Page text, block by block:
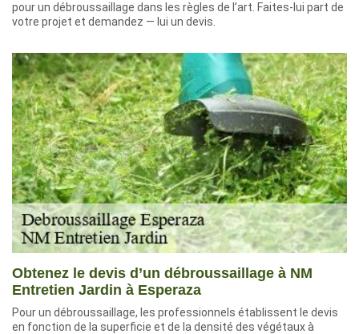
pour un débroussaillage dans les règles de l’art. Faites-lui part de
votre projet et demandez — lui un devis.
Obtenez le devis d’un débroussaillage à NM
Entretien Jardin à Esperaza
Pour un débroussaillage, les professionnels établissent le devis
en fonction de la superficie et de la densité des végétaux à